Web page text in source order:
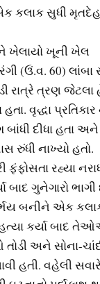
કલાક સુધી
ખેલાયો ખૂની ખેલ
(ઉં.વ. 60) લાંબા
રાત્રે ત્રણ
વૃદ્ધા
દીધા હતા અને
રુંધી નાખ્યો હતો.
ફંફોસતા રહ્યા
બાદ ગુનેગારો
બનીને એક કલાક
હત્યા કર્યા બાદ
અને સોના-
હતી. વહેલી